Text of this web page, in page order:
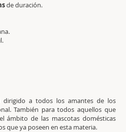
de duración.
dirigido a todos los amantes de los
También para todos aquellos que
ámbito de las mascotas domésticas
que ya poseen en esta materia.